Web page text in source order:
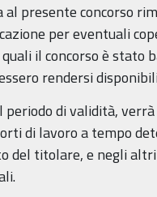
presente concorso
per eventuali
il concorso è stato
rendersi
periodo di validità,
di lavoro a tempo
del titolare, e negli